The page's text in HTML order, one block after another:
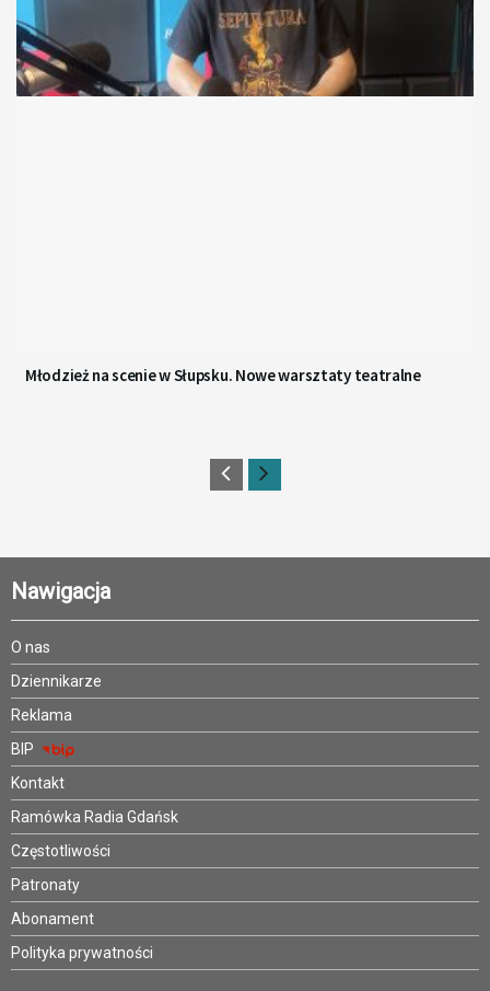
Młodzież na scenie w Słupsku. Nowe warsztaty teatralne
Nawigacja
O nas
Dziennikarze
Reklama
BIP
Kontakt
Ramówka Radia Gdańsk
Częstotliwości
Patronaty
Abonament
Polityka prywatności